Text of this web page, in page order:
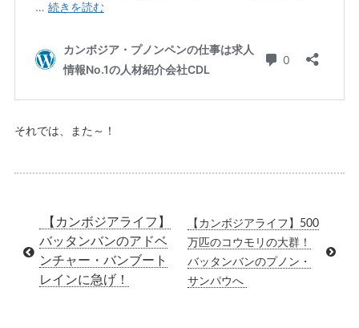
それでは、また～！
【カンボジアライフ】
バッタンバンのアドベ
ンチャー・バンブート
レインに急げ！
【カンボジアライフ】500
万匹のコウモリの大群！
バッタンバンのプノン・
サンパウへ